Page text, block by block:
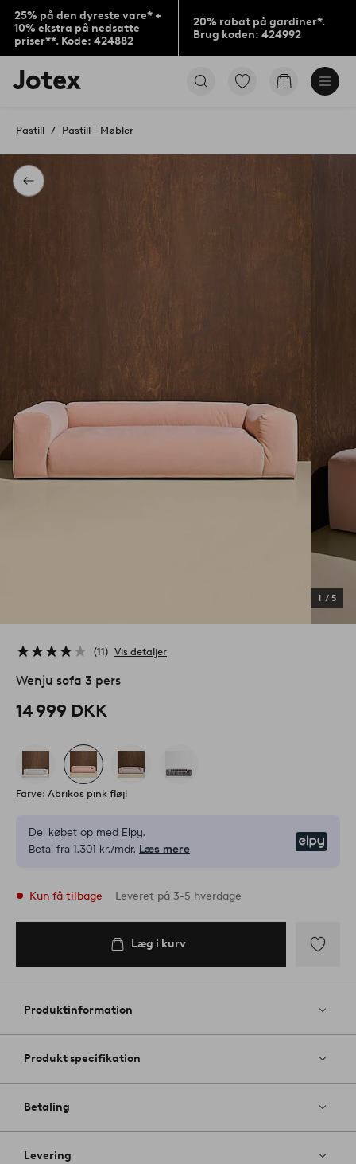
25% på den dyreste vare* +
10% ekstra på nedsatte
priser**. Kode: 424882
20% rabat på gardiner*.
Brug koden: 424992
Jotex
logo
til
Gå
Gå
Tilbage
Pastill Pastill - Møbler
1 / 5
11 Vis detaljer
Wenju sofa 3 pers
14 999 DKK
Farve: Abrikos pink fløjl
Del købet op med Elpy.
Betal fra 1.301 kr./mdr. Læs mere
Kun få tilbage Leveret på 3-5 hverdage
Læg i kurv
til
Produktinformation
Produkt specifikation
Betaling
Levering